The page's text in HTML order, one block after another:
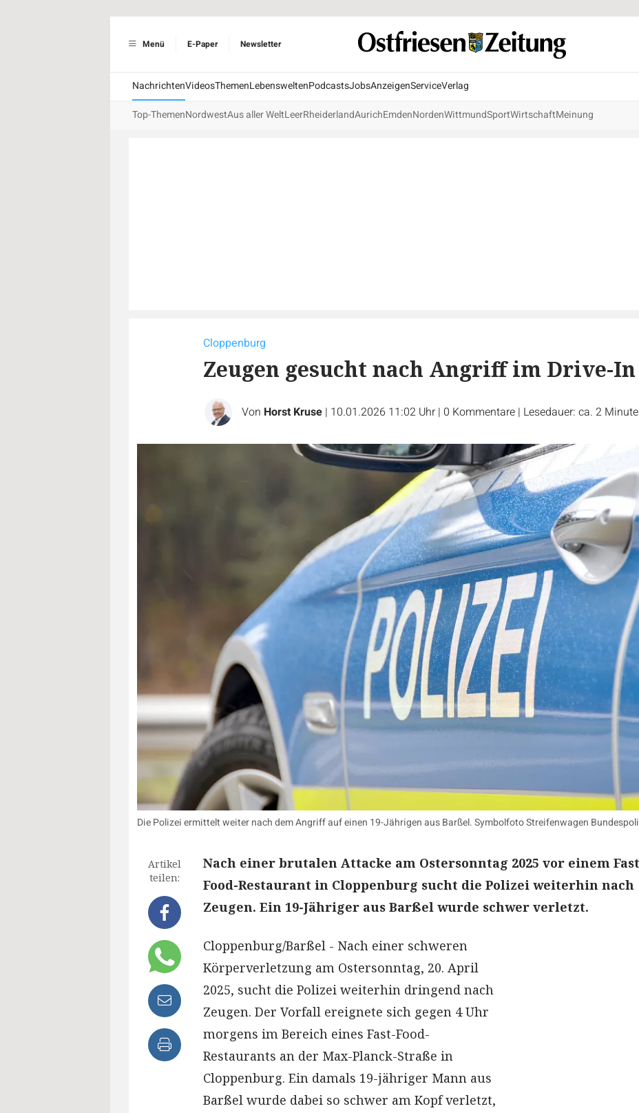
Menü E-Paper Newsletter
NachrichtenVideosThemenLebensweltenPodcastsJobsAnzeigenServiceVerlag
Top-ThemenNordwestAus aller WeltLeerRheiderlandAurichEmdenNordenWittmundSportWirtschaftMeinung
Cloppenburg
Zeugen gesucht nach Angriff im Drive-In
Von Horst Kruse | 10.01.2026 11:02 Uhr | 0 Kommentare | Lesedauer: ca. 2
Die Polizei ermittelt weiter nach dem Angriff auf einen 19-Jährigen aus Barßel. Symbolfoto Streifenwagen
Artikel
teilen:
Nach einer brutalen Attacke am Ostersonntag 2025 vor einem
Food-Restaurant in Cloppenburg sucht die Polizei weiterhin nach
Zeugen. Ein 19-Jähriger aus Barßel wurde schwer verletzt.
Cloppenburg/Barßel - Nach einer schweren
Körperverletzung am Ostersonntag, 20. April
2025, sucht die Polizei weiterhin dringend nach
Zeugen. Der Vorfall ereignete sich gegen 4 Uhr
morgens im Bereich eines Fast-Food-
Restaurants an der Max-Planck-Straße in
Cloppenburg. Ein damals 19-jähriger Mann aus
Barßel wurde dabei so schwer am Kopf verletzt,